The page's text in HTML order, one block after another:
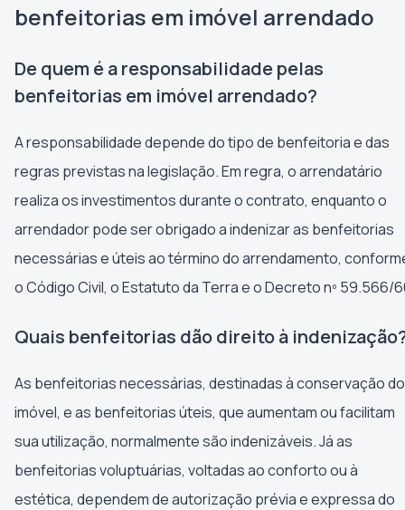
benfeitorias em imóvel arrendado
De quem é a responsabilidade pelas
benfeitorias em imóvel arrendado?
A responsabilidade depende do tipo de benfeitoria e das
regras previstas na legislação. Em regra, o arrendatário
realiza os investimentos durante o contrato, enquanto o
arrendador pode ser obrigado a indenizar as benfeitorias
necessárias e úteis ao término do arrendamento,
o Código Civil, o Estatuto da Terra e o Decreto nº 59.566/
Quais benfeitorias dão direito à
As benfeitorias necessárias, destinadas à conservação do
imóvel, e as benfeitorias úteis, que aumentam ou facilitam
sua utilização, normalmente são indenizáveis. Já as
benfeitorias voluptuárias, voltadas ao conforto ou à
estética, dependem de autorização prévia e expressa do